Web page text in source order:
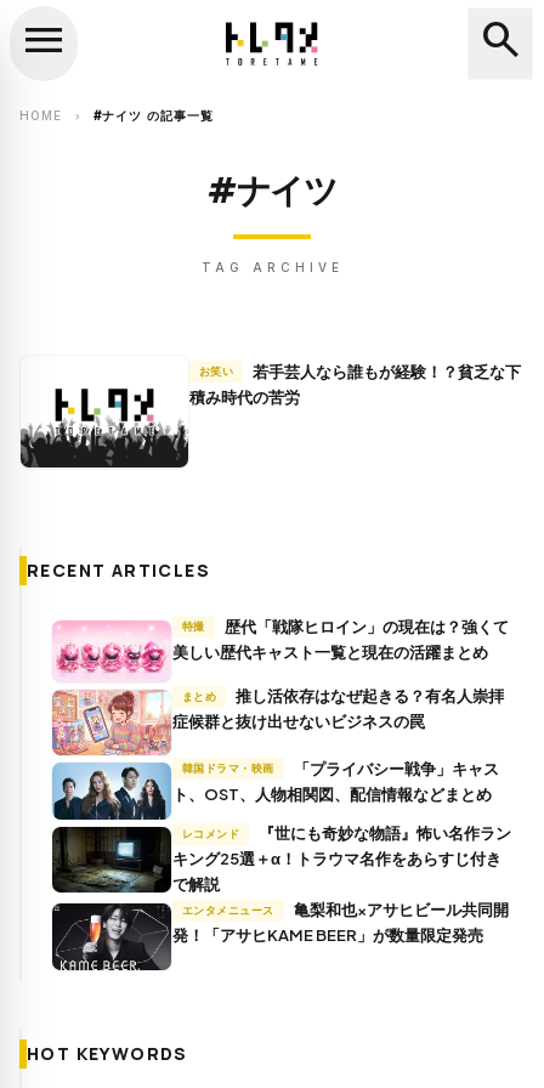
search
menu search
HOME chevron_right #ナイツ の記事一覧
#ナイツ
TAG ARCHIVE
お笑い
若手芸人なら誰もが経験！？貧乏な下
積み時代の苦労
RECENT ARTICLES
特撮
美しい歴代キャスト一覧と現在の活躍まとめ
まとめ
推し活依存はなぜ起きる？有名人崇拝
症候群と抜け出せないビジネスの罠
韓国ドラマ・映画
ト、OST、人物相関図、配信情報などまとめ
レコメンド
キング25選＋α！トラウマ名作をあらすじ付き
で解説
エンタメニュース
発！「アサヒKAME BEER」が数量限定発売
HOT KEYWORDS